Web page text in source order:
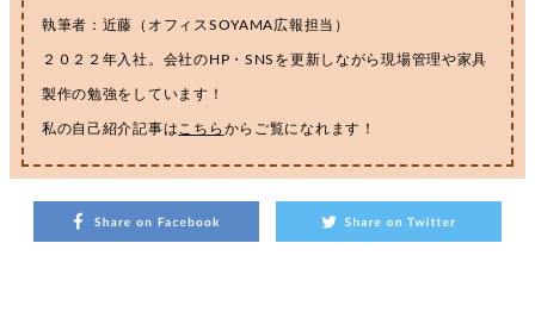
執筆者：近藤（オフィスSOYAMA広報担当）
２０２２年入社。会社のHP・SNSを更新しながら現場管理や家具
製作の勉強をしています！
私の自己紹介記事は こちら からご覧になれます！